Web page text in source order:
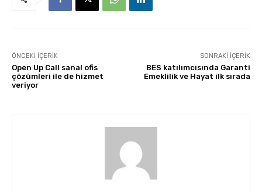
ÖNCEKI İÇERIK
Open Up Call sanal ofis
çözümleri ile de hizmet
veriyor
SONRAKI İÇERIK
BES katılımcısında Garanti
Emeklilik ve Hayat ilk sırada